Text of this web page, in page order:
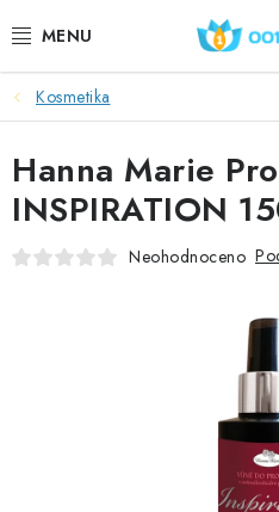
na
DOPLŇKY STRAVY
KOSMETIKA
SPORT
Kosmetika
Hanna Marie
INSPIRATION
Neohodnoceno